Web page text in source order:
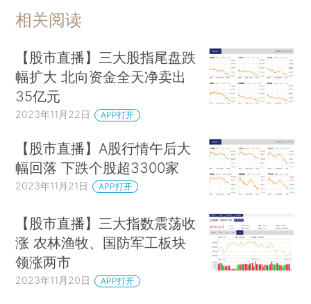
相关阅读
【股市直播】三大股指尾盘跌
幅扩大 北向资金全天净卖出
35亿元
2023年11月22日 APP打开
【股市直播】A股行情午后大
幅回落 下跌个股超3300家
2023年11月21日 APP打开
【股市直播】三大指数震荡收
涨 农林渔牧、国防军工板块
领涨两市
2023年11月20日 APP打开